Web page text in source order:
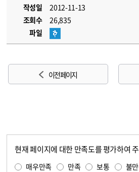
작성일
2012-11-13
조회수
26,835
파일
이전 페이지
현재 페이지에 대한 만족도를 평가하여
매우만족 만족 보통 불